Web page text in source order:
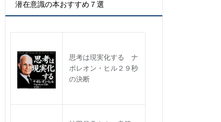
カ
イ
潜在意識の本おすすめ７選
思考は現実化する ナ
ポレオン・ヒル２９秒
の決断